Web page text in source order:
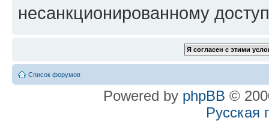
несанкционированному
Список форумов
Powered by phpBB ©
Русская